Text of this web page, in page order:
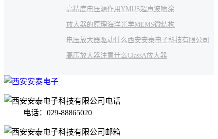
高精度电压源作用YMUS超声波喷涂
放大器的原理海洋光学 MEMS微结构
电压放大器驱动什么西安安泰电子科技有限公司
高压放大器注意什么ClassA放大器
电话：029-88865020